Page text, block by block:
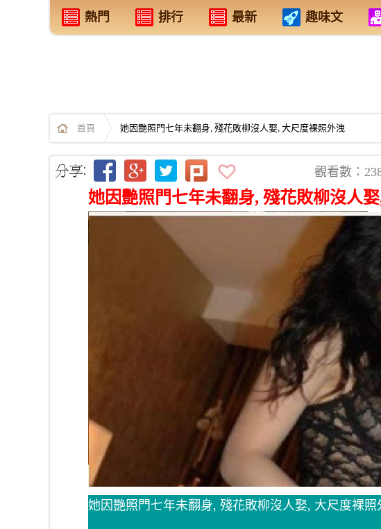
熱門 排行 最新 趣味文
首頁 她因艷照門七年未翻身, 殘花敗柳沒人娶, 大尺度裸照外洩
觀看數：
她因艷照門七年未翻身, 殘花敗柳沒人
她因艷照門七年未翻身, 殘花敗柳沒人娶, 大尺度裸照